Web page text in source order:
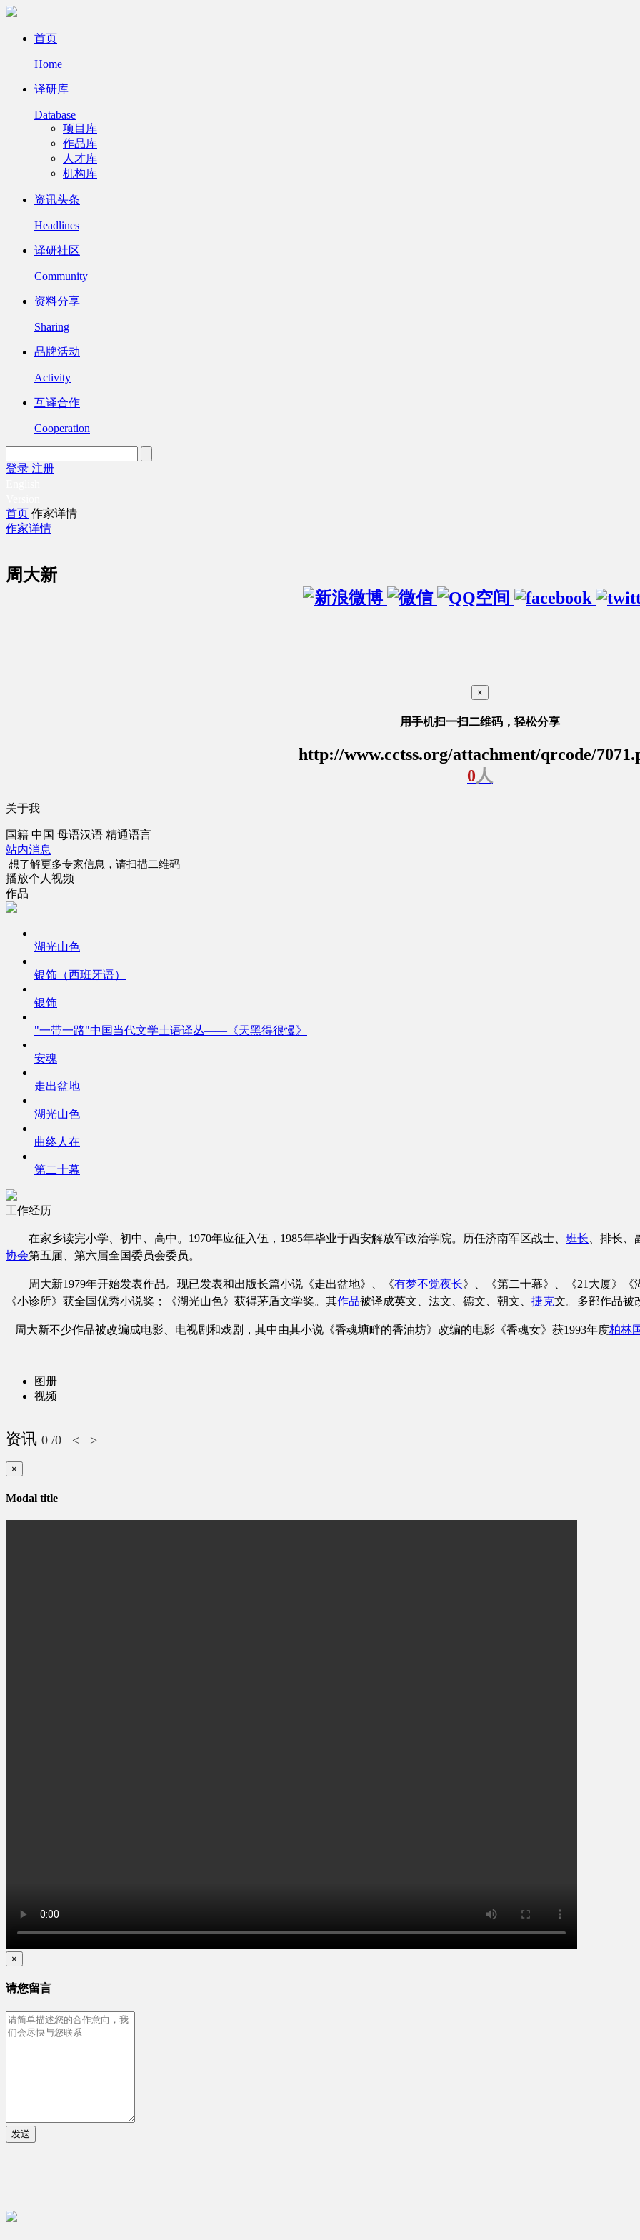
首页
Home
译研库
Database
项目库
作品库
人才库
机构库
资讯头条
Headlines
译研社区
Community
资料分享
Sharing
品牌活动
Activity
互译合作
Cooperation
登录 注册
首页 作家详情
作家详情
周大新
×
用手机扫一扫二维码，轻松分享
http://www.cctss.org/attachment/qrcode/
0人
关于我
国籍 中国 母语汉语 精通语言
站内消息
想了解更多专家信息，请扫描二维码
播放个人视频
作品
湖光山色
银饰（西班牙语）
银饰
"一带一路"中国当代文学土语译丛——《天黑得很慢》
安魂
走出盆地
湖光山色
曲终人在
第二十幕
工作经历
在家乡读完小学、初中、高中。 1970年应征入伍，1985年毕业于西安解放军政治学院。历任济南军区战士、 班长 、排长
协会第五届、第六届全国委员会委员。
周大新1979年开始发表作品。现已发表和出版长篇小说《走出盆地》、《有梦不觉夜长》、《第二十幕》、《21大厦》《
《小诊所》获全国优秀小说奖；《湖光山色》获得茅盾文学奖。其作品被译成英文、法文、德文、朝文、 捷克文。多部作品被
周大新不少作品被改编成电影、电视剧和戏剧，其中由其小说《香魂塘畔的香油坊》改编的电影《香魂女》获1993年度柏林
图册
视频
资讯 0 /0 < >
×
Modal title
×
请您留言
发送